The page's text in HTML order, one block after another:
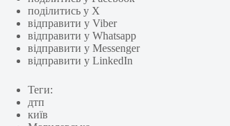
поділитись у X
відправити у Viber
відправити у Whatsapp
відправити у Messenger
відправити у LinkedIn
Теги:
дтп
київ